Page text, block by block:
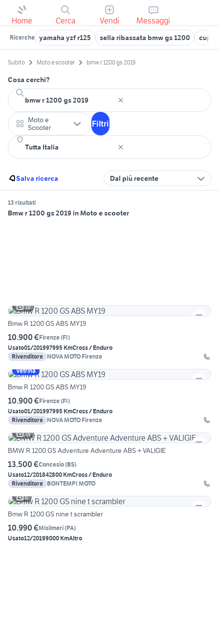
Home Cerca Vendi Messaggi
Ricerche yamaha yzf r125 sella ribassata bmw gs 1200
Subito Moto e scooter bmw r 1200 gs 2019
Cosa cerchi?
Moto e
Scooter
Filtri
Salva ricerca Dal più recente
13 risultati
Bmw r 1200 gs 2019 in Moto e scooter
19
Bmw R 1200 GS ABS MY19
10.900 €Firenze(FI)
Usato01/201997995 KmCross / Enduro
Rivenditore NOVA MOTO Firenze
Vetrina
Bmw R 1200 GS ABS MY19
10.900 €Firenze(FI)
Usato01/201997995 KmCross / Enduro
Rivenditore NOVA MOTO Firenze
18
BMW R 1200 GS Adventure Adventure ABS + VALIGIE
13.500 €Concesio(BS)
Usato12/201842800 KmCross / Enduro
Rivenditore BONTEMPI MOTO
6
Bmw R 1200 GS nine t scrambler
10.990 €Misilmeri(PA)
Usato12/20199000 KmAltro